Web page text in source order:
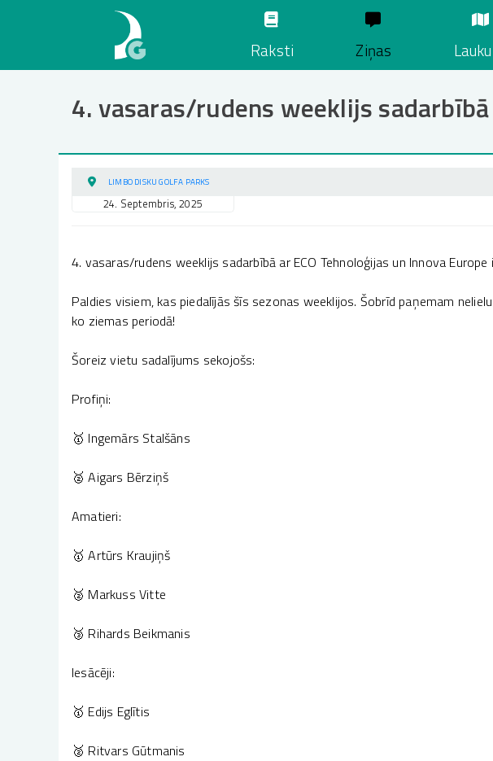
saturu
Raksti Ziņas
4. vasaras/rudens weeklijs
LIMBO DISKU GOLFA PARKS
24. Septembris, 2025
4. vasaras/rudens weeklijs sadarbībā ar ECO Tehnoloģijas un Innova
Paldies visiem, kas piedalījās šīs sezonas weeklijos. Šobrīd paņemam
ko ziemas periodā!
Šoreiz vietu sadalījums sekojošs:
Profiņi:
🥇 Ingemārs Stalšāns
🥈 Aigars Bērziņš
Amatieri:
🥇 Artūrs Kraujiņš
🥈 Markuss Vitte
🥉 Rihards Beikmanis
Iesācēji:
🥇 Edijs Eglītis
🥈 Ritvars Gūtmanis